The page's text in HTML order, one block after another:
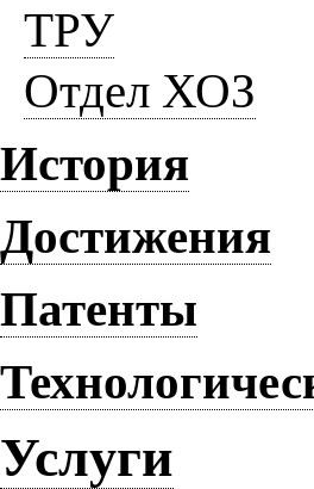
ТРУ
Отдел ХОЗ
История
Достижения
Патенты
Услуги